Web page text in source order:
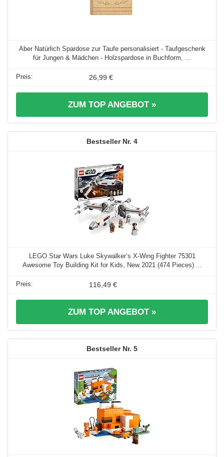
Aber Natürlich Spardose zur Taufe personalisiert - Taufgeschenk
für Jungen & Mädchen - Holzspardose in Buchform, ...
26,99 €
ZUM TOP ANGEBOT »
4
LEGO Star Wars Luke Skywalker’s X-Wing Fighter 75301
Awesome Toy Building Kit for Kids, New 2021 (474 Pieces) ...
116,49 €
ZUM TOP ANGEBOT »
5